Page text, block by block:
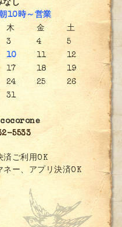
し
10時～営業
木 金
土
3 4
5
10 11
12
17 18
19
24 25
26
31
cocorone
5533
済ご利用OK
ー、アプリ決済OK